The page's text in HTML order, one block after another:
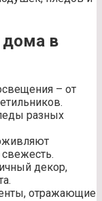
дома в
– от
разных
свежесть.
декор,
отражающие